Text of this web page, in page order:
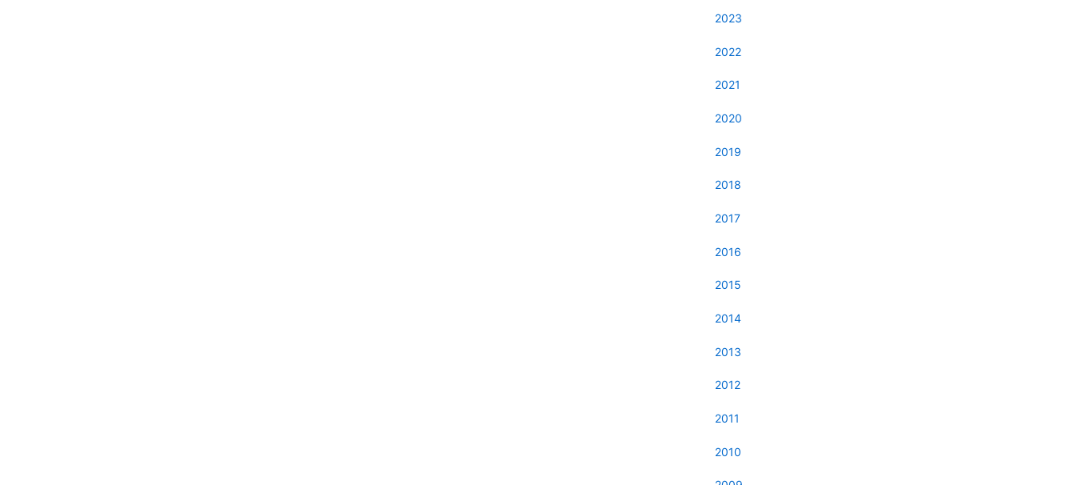
2023
2022
2021
2020
2019
2018
2017
2016
2015
2014
2013
2012
2011
2010